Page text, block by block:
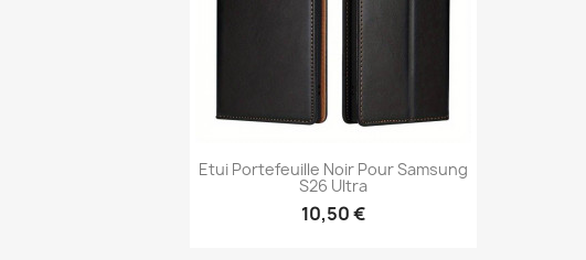
Etui Portefeuille Noir Pour Samsung
S26 Ultra
10,50 €